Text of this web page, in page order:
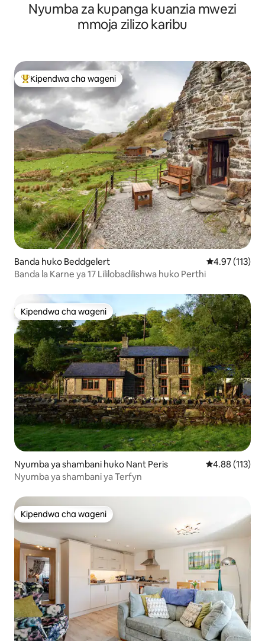
Nyumba za kupanga kuanzia mwezi
mmoja zilizo karibu
Kipendwa maarufu cha wageni
Kipendwa cha wageni
Banda huko Beddgelert Ukadiriaji wa
4.97 (113)
Banda la Karne ya 17 Lililobadilishwa huko Perthi
Kipendwa cha wageni
Kipendwa cha wageni
Nyumba ya shambani huko Nant Peris Ukadiriaji wa
4.88 (113)
Nyumba ya shambani ya Terfyn
Kipendwa cha wageni
Kipendwa cha wageni